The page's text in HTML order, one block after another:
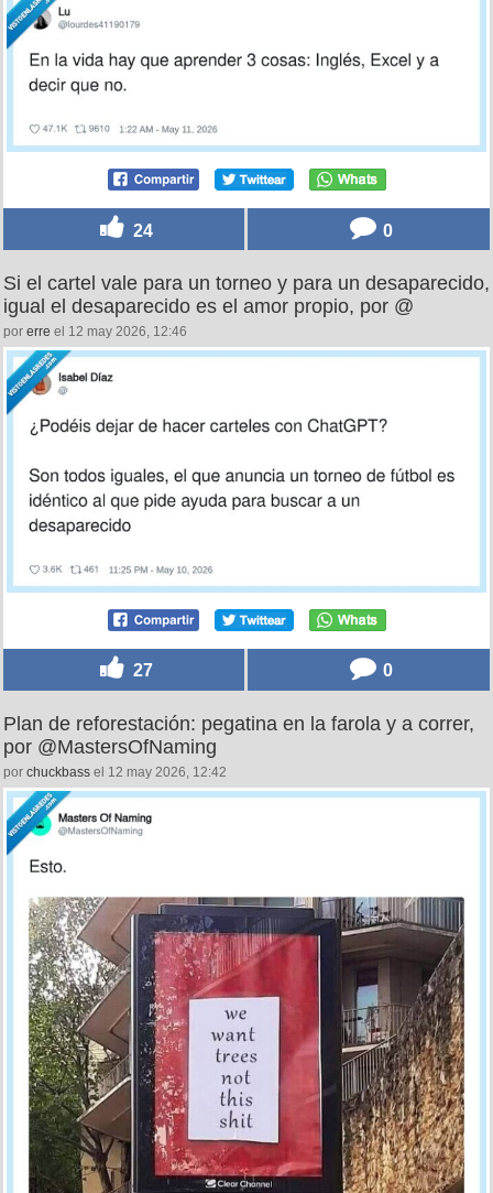
24 0
Si el cartel vale para un torneo y para un desaparecido,
igual el desaparecido es el amor propio, por @
por erre el 12 may 2026, 12:46
27 0
Plan de reforestación: pegatina en la farola y a correr,
por @MastersOfNaming
por chuckbass el 12 may 2026, 12:42